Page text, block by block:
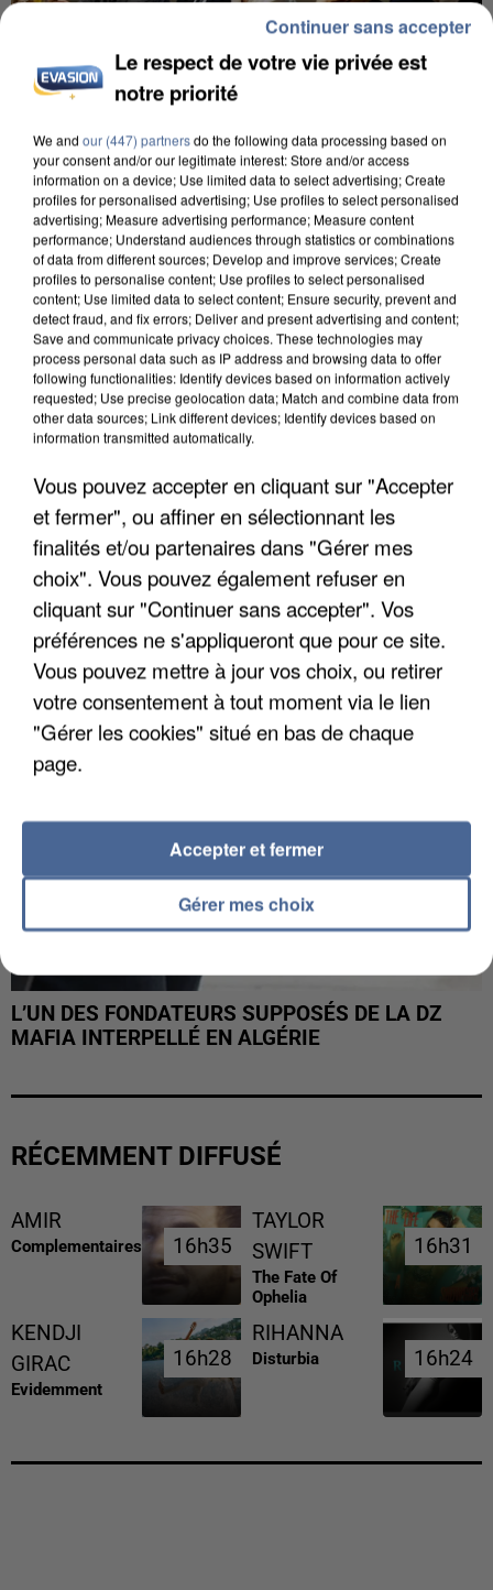
INCENDIES : L’ÎLE-DE-FRANCE LANCE UN ÉLAN
DE SOLIDARITÉ AVEC LES...
APRÈS TOUTES CES CANICULES, LES REFUGES
DE FAUNE SAUVAGE SONT...
L’UN DES FONDATEURS SUPPOSÉS DE LA DZ
MAFIA INTERPELLÉ EN ALGÉRIE
RÉCEMMENT DIFFUSÉ
AMIR
Complementaires 16h35
16h35
TAYLOR
SWIFT
The Fate Of
Ophelia
16h31
16h31
KENDJI
GIRAC
Evidemment
16h28
16h28
RIHANNA
Disturbia 16h24
16h24
Le respect de votre vie privée est
notre priorité
We and our (447) partnersdo the following data processing based on
your consent and/or our legitimate interest: Store and/or access
information on a device; Use limited data to select advertising; Create
profiles for personalised advertising; Use profiles to select personalised
advertising; Measure advertising performance; Measure content
performance; Understand audiences through statistics or combinations
of data from different sources; Develop and improve services; Create
profiles to personalise content; Use profiles to select personalised
content; Use limited data to select content; Ensure security, prevent and
detect fraud, and fix errors; Deliver and present advertising and content;
Save and communicate privacy choices. These technologies may
process personal data such as IP address and browsing data to offer
following functionalities: Identify devices based on information actively
requested; Use precise geolocation data; Match and combine data from
other data sources; Link different devices; Identify devices based on
information transmitted automatically.
Vous pouvez accepter en cliquant sur "Accepter
et fermer", ou affiner en sélectionnant les
finalités et/ou partenaires dans "Gérer mes
choix". Vous pouvez également refuser en
cliquant sur "Continuer sans accepter". Vos
préférences ne s'appliqueront que pour ce site.
Vous pouvez mettre à jour vos choix, ou retirer
votre consentement à tout moment via le lien
"Gérer les cookies" situé en bas de chaque
page.
Gérer mes choix
Accepter et fermer
Continuer sans accepter